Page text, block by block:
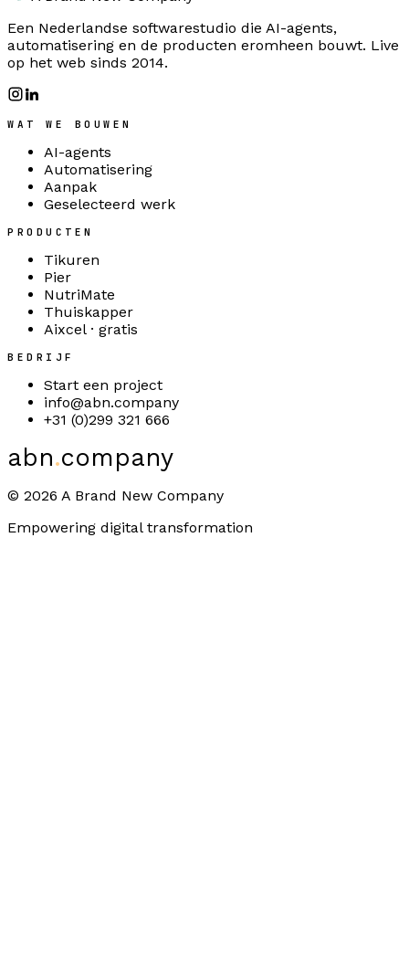
Een Nederlandse softwarestudio die AI-agents,
automatisering en de producten eromheen bouwt. Live
op het web sinds 2014.
WAT WE BOUWEN
AI-agents
Automatisering
Aanpak
Geselecteerd werk
PRODUCTEN
Tikuren
Pier
NutriMate
Thuiskapper
Aixcel · gratis
BEDRIJF
Start een project
info@abn.company
+31 (0)299 321 666
abn.company
© 2026 A Brand New Company
Empowering digital transformation